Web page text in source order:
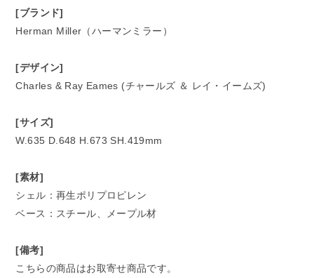
[ブランド]
Herman Miller（ハーマンミラー）
[デザイン]
Charles & Ray Eames (チャールズ ＆ レイ・イームズ)
[サイズ]
W.635 D.648 H.673 SH.419mm
[素材]
シェル：再生ポリプロピレン
ベース：スチール、メープル材
[備考]
こちらの商品はお取寄せ商品です。